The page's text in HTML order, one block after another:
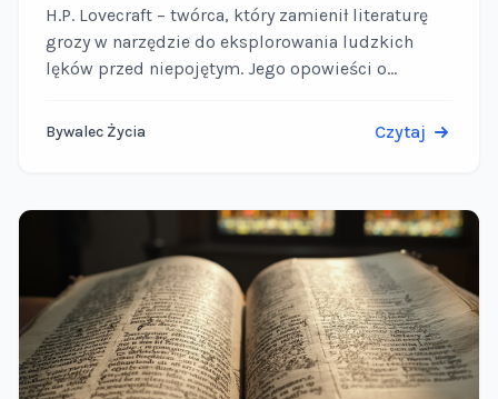
H.P. Lovecraft – twórca, który zamienił literaturę
grozy w narzędzie do eksplorowania ludzkich
lęków przed niepojętym. Jego opowieści o
horrorze od dekad inspirują filmowców, choć …
Bywalec Życia Czytaj